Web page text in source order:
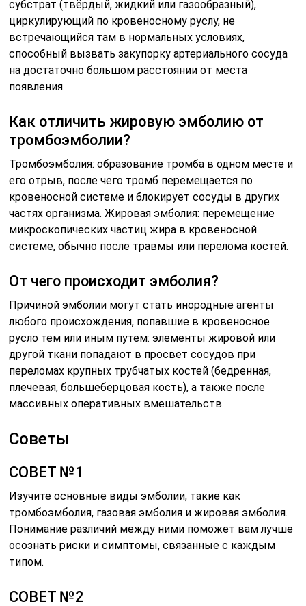
субстрат (твёрдый, жидкий или газообразный),
циркулирующий по кровеносному руслу, не
встречающийся там в нормальных условиях,
способный вызвать закупорку артериального сосуда
на достаточно большом расстоянии от места
появления.
Как отличить жировую эмболию от
тромбоэмболии?
Тромбоэмболия: образование тромба в одном месте и
его отрыв, после чего тромб перемещается по
кровеносной системе и блокирует сосуды в других
частях организма. Жировая эмболия: перемещение
микроскопических частиц жира в кровеносной
системе, обычно после травмы или перелома костей.
От чего происходит эмболия?
Причиной эмболии могут стать инородные агенты
любого происхождения, попавшие в кровеносное
русло тем или иным путем: элементы жировой или
другой ткани попадают в просвет сосудов при
переломах крупных трубчатых костей (бедренная,
плечевая, большеберцовая кость), а также после
массивных оперативных вмешательств.
Советы
СОВЕТ №1
Изучите основные виды эмболии, такие как
тромбоэмболия, газовая эмболия и жировая эмболия.
Понимание различий между ними поможет вам лучше
осознать риски и симптомы, связанные с каждым
типом.
СОВЕТ №2